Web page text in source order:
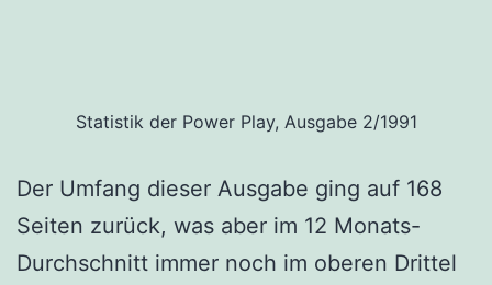
Statistik der Power Play, Ausgabe 2/1991
Der Umfang dieser Ausgabe ging auf 168
Seiten zurück, was aber im 12 Monats-
Durchschnitt immer noch im oberen Drittel